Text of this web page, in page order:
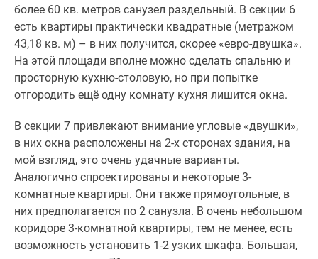
более 60 кв. метров санузел раздельный. В секции 6
есть квартиры практически квадратные (метражом
43,18 кв. м) – в них получится, скорее «евро-двушка».
На этой площади вполне можно сделать спальню и
просторную кухню-столовую, но при попытке
отгородить ещё одну комнату кухня лишится окна.
В секции 7 привлекают внимание угловые «двушки»,
в них окна расположены на 2-х сторонах здания, на
мой взгляд, это очень удачные варианты.
Аналогично спроектированы и некоторые 3-
комнатные квартиры. Они также прямоугольные, в
них предполагается по 2 санузла. В очень небольшом
коридоре 3-комнатной квартиры, тем не менее, есть
возможность установить 1-2 узких шкафа. Большая,